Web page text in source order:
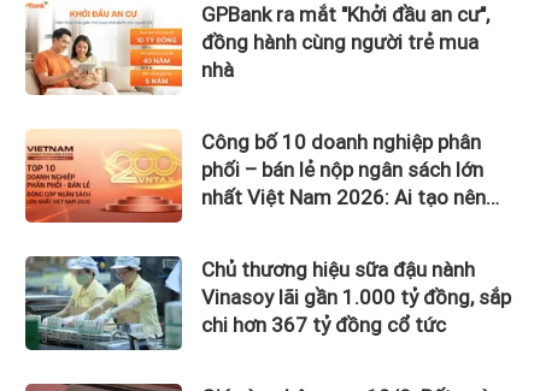
GPBank ra mắt "Khởi đầu an cư",
đồng hành cùng người trẻ mua
nhà
Công bố 10 doanh nghiệp phân
phối – bán lẻ nộp ngân sách lớn
nhất Việt Nam 2026: Ai tạo nên
Chủ thương hiệu sữa đậu nành
Vinasoy lãi gần 1.000 tỷ đồng, sắp
chi hơn 367 tỷ đồng cổ tức